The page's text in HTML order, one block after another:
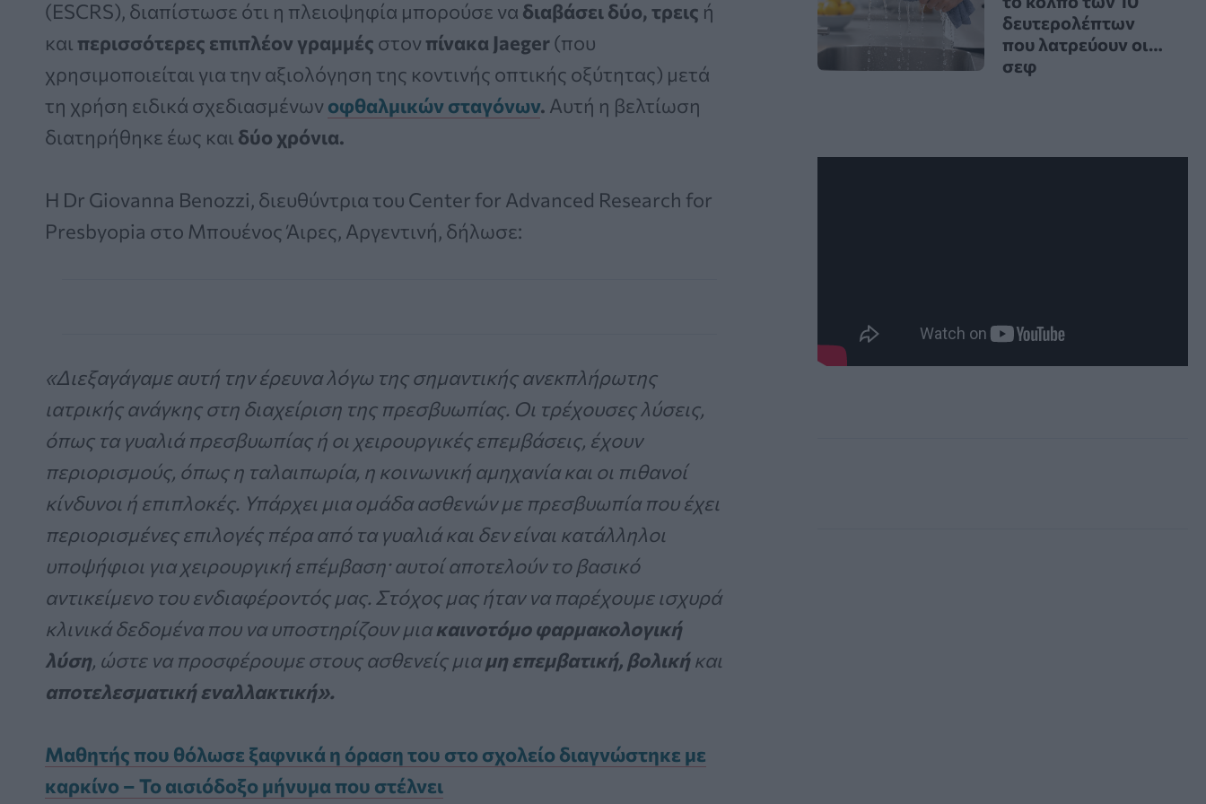
(ESCRS), διαπίστωσε ότι η πλειοψηφία μπορούσε να διαβάσει δύο, τρεις ή
και περισσότερες επιπλέον γραμμές στον πίνακα Jaeger(που
χρησιμοποιείται για την αξιολόγηση της κοντινής οπτικής οξύτητας) μετά
τη χρήση ειδικά σχεδιασμένων οφθαλμικών σταγόνων. Αυτή η βελτίωση
διατηρήθηκε έως και δύο χρόνια.
Η Dr Giovanna Benozzi, διευθύντρια του Center for Advanced Research for
Presbyopia στο Μπουένος Άιρες, Αργεντινή, δήλωσε:
«Διεξαγάγαμε αυτή την έρευνα λόγω της σημαντικής ανεκπλήρωτης
ιατρικής ανάγκης στη διαχείριση της πρεσβυωπίας. Οι τρέχουσες λύσεις,
όπως τα γυαλιά πρεσβυωπίας ή οι χειρουργικές επεμβάσεις, έχουν
περιορισμούς, όπως η ταλαιπωρία, η κοινωνική αμηχανία και οι πιθανοί
κίνδυνοι ή επιπλοκές. Υπάρχει μια ομάδα ασθενών με πρεσβυωπία που έχει
περιορισμένες επιλογές πέρα από τα γυαλιά και δεν είναι κατάλληλοι
υποψήφιοι για χειρουργική επέμβαση· αυτοί αποτελούν το βασικό
αντικείμενο του ενδιαφέροντός μας. Στόχος μας ήταν να παρέχουμε ισχυρά
κλινικά δεδομένα που να υποστηρίζουν μιακαινοτόμο φαρμακολογική
λύση, ώστε να προσφέρουμε στους ασθενείς μιαμη επεμβατική, βολικήκαι
αποτελεσματική εναλλακτική».
Μαθητής που θόλωσε ξαφνικά η όραση του στο σχολείο διαγνώστηκε με
καρκίνο – Το αισιόδοξο μήνυμα που στέλνει
δευτερολέπτων
που λατρεύουν οι…
σεφ